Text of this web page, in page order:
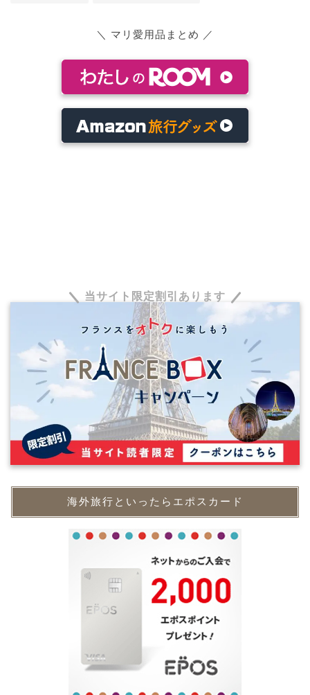
＼ マリ愛用品まとめ ／
当サイト限定割引あります
海外旅行といったらエポスカード